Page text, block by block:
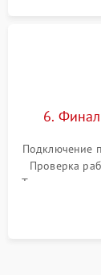
6.
Подключение
Проверка
Тестирование